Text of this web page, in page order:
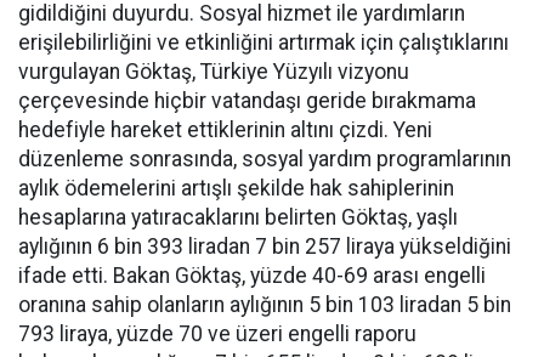
gidildiğini duyurdu. Sosyal hizmet ile yardımların
erişilebilirliğini ve etkinliğini artırmak için çalıştıklarını
vurgulayan Göktaş, Türkiye Yüzyılı vizyonu
çerçevesinde hiçbir vatandaşı geride bırakmama
hedefiyle hareket ettiklerinin altını çizdi. Yeni
düzenleme sonrasında, sosyal yardım programlarının
aylık ödemelerini artışlı şekilde hak sahiplerinin
hesaplarına yatıracaklarını belirten Göktaş, yaşlı
aylığının 6 bin 393 liradan 7 bin 257 liraya yükseldiğini
ifade etti. Bakan Göktaş, yüzde 40-69 arası engelli
oranına sahip olanların aylığının 5 bin 103 liradan 5 bin
793 liraya, yüzde 70 ve üzeri engelli raporu